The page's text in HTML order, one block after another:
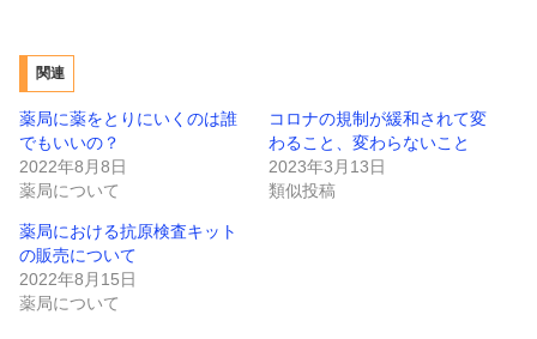
関連
薬局に薬をとりにいくのは誰
でもいいの？
2022年8月8日
薬局について
コロナの規制が緩和されて変
わること、変わらないこと
2023年3月13日
類似投稿
薬局における抗原検査キット
の販売について
2022年8月15日
薬局について